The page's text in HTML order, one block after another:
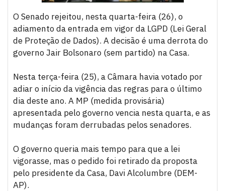
O Senado rejeitou, nesta quarta-feira (26), o
adiamento da entrada em vigor da LGPD (Lei Geral
de Proteção de Dados). A decisão é uma derrota do
governo Jair Bolsonaro (sem partido) na Casa.
Nesta terça-feira (25), a Câmara havia votado por
adiar o início da vigência das regras para o último
dia deste ano. A MP (medida provisária)
apresentada pelo governo vencia nesta quarta, e as
mudanças foram derrubadas pelos senadores.
O governo queria mais tempo para que a lei
vigorasse, mas o pedido foi retirado da proposta
pelo presidente da Casa, Davi Alcolumbre (DEM-
AP).